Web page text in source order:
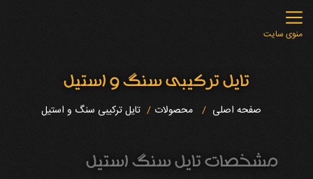
منوی سایت
تایل ترکیبی سنگ و استیل
صفحه اصلی
محصولات تایل ترکیبی سنگ و استیل
مشخصات تایل سنگ استیل